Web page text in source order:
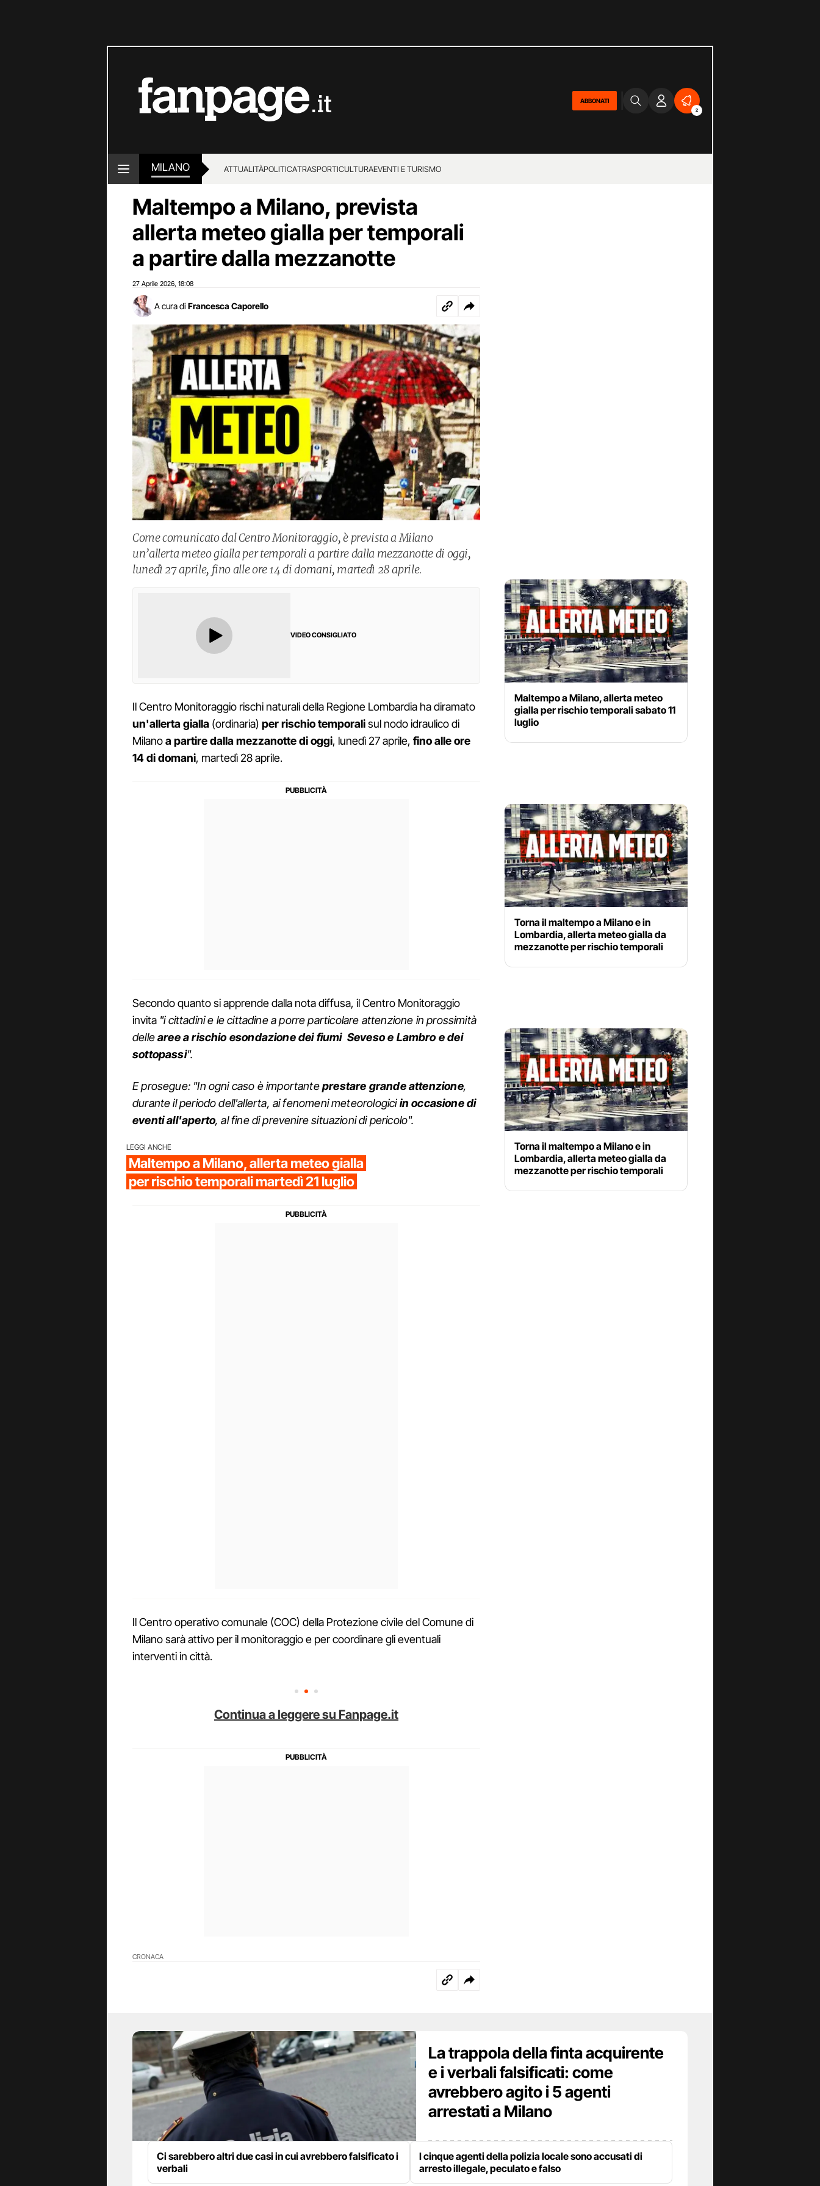
ABBONATI
2
MILANO ATTUALITÀPOLITICATRASPORTICULTURAEVENTI E TURISMO
Maltempo a Milano, prevista
allerta meteo gialla per temporali
a partire dalla mezzanotte
27 Aprile 2026 18:08
A cura di Francesca Caporello
Come comunicato dal Centro Monitoraggio, è prevista a Milano
un’allerta meteo gialla per temporali a partire dalla mezzanotte di oggi,
lunedì 27 aprile, fino alle ore 14 di domani, martedì 28 aprile.
VIDEO CONSIGLIATO
Il Centro Monitoraggio rischi naturali della Regione Lombardia ha diramato
un'allerta gialla (ordinaria) per rischio temporalisul nodo idraulico di
Milanoa partire dalla mezzanotte di oggi, lunedì 27 aprile, fino alle ore
14 di domani, martedì 28 aprile.
Secondo quanto si apprende dalla nota diffusa, il Centro Monitoraggio
invita "i cittadini e le cittadine a porre particolare attenzione in prossimità
dellearee a rischio esondazione dei fiumi Seveso e Lambro e dei
sottopassi".
E prosegue: "In ogni caso è importanteprestare grande attenzione,
durante il periodo dell'allerta, ai fenomeni meteorologiciin occasione di
eventi all'aperto, al fine di prevenire situazioni di pericolo".
LEGGI ANCHE
Maltempo a Milano, allerta meteo gialla
per rischio temporali martedì 21 luglio
Il Centro operativo comunale (COC) della Protezione civile del Comune di
Milano sarà attivo per il monitoraggio e per coordinare gli eventuali
interventi in città.
Continua a leggere su Fanpage.it
CRONACA
Maltempo a Milano, allerta meteo
gialla per rischio temporali sabato 11
luglio
Torna il maltempo a Milano e in
Lombardia, allerta meteo gialla da
mezzanotte per rischio temporali
Torna il maltempo a Milano e in
Lombardia, allerta meteo gialla da
mezzanotte per rischio temporali
La trappola della finta acquirente
e i verbali falsificati: come
avrebbero agito i 5 agenti
arrestati a Milano
Ci sarebbero altri due casi in cui avrebbero falsificato i
verbali
I cinque agenti della polizia locale sono accusati di
arresto illegale, peculato e falso